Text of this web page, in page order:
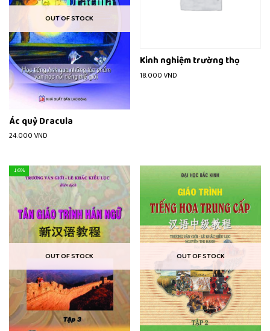
OUT OF STOCK
Ác quỷ Dracula
24.000 VND
Kinh nghiệm trường thọ
18.000 VND
OUT OF STOCK
↓ 6%
OUT OF STOCK